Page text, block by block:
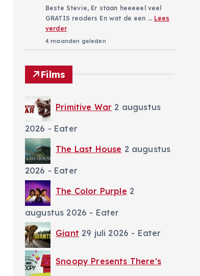
Beste Stevie, Er staan heeeeel veel
GRATIS readers En wat de een … Lees
verder
4 maanden geleden
Films
Primitive War 2 augustus
2026 - Eater
The Last House 2 augustus
2026 - Eater
The Color Purple 2
augustus 2026 - Eater
Giant 29 juli 2026 - Eater
Snoopy Presents There’s